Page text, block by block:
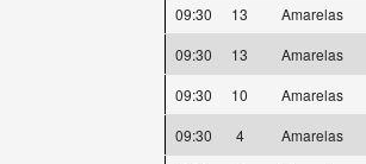
09:30
13 Amarelas
09:30
13 Amarelas
09:30
10 Amarelas
09:30
4 Amarelas